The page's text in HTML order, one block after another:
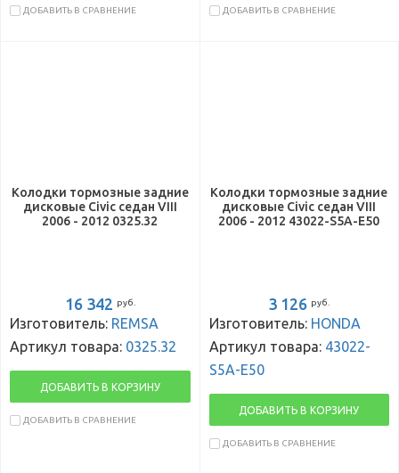
ДОБАВИТЬ В СРАВНЕНИЕ ДОБАВИТЬ В СРАВНЕНИЕ
Колодки тормозные задние
дисковые Civic седан VIII
2006 - 2012 0325.32
16 342 руб.
Изготовитель: REMSA
Артикул товара: 0325.32
ДОБАВИТЬ В КОРЗИНУ
ДОБАВИТЬ В СРАВНЕНИЕ
Колодки тормозные задние
дисковые Civic седан VIII
2006 - 2012 43022-S5A-E50
3 126 руб.
Изготовитель: HONDA
Артикул товара: 43022-
S5A-E50
ДОБАВИТЬ В КОРЗИНУ
ДОБАВИТЬ В СРАВНЕНИЕ